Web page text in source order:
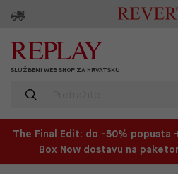
SLUŽBENI WEB SHOP ZA HRVATSKU
The Final Edit: do -50% popusta
Box Now dostavu na